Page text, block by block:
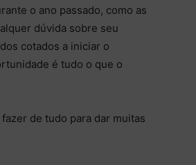
o ano passado, como as
dúvida sobre seu
cotados a iniciar o
é tudo o que o
de tudo para dar muitas